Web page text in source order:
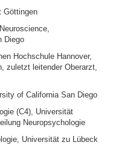
Göttingen
Diego
Hochschule Hannover,
zuletzt leitender Oberarzt,
of California San Diego
(C4), Universität
Neuropsychologie
Universität zu Lübeck